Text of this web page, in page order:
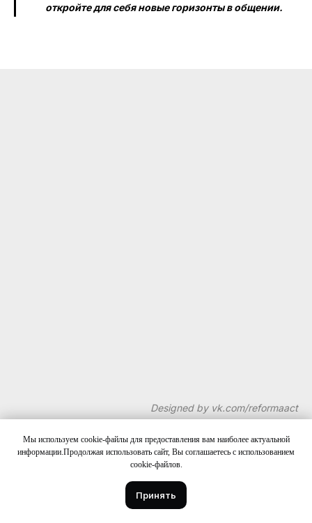
Мы используем cookie-файлы для предоставления вам наиболее актуальной
информации.Продолжая использовать сайт, Вы соглашаетесь с использованием
cookie-файлов.
Принять
откройте для себя новые горизонты в общении.
Designed by vk.com/reformaact
Автор статьи